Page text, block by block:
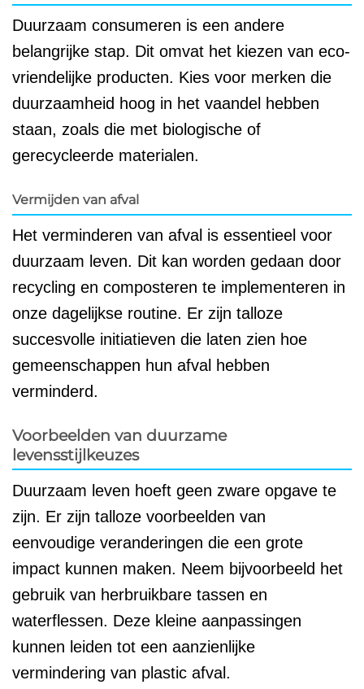
Duurzaam consumeren is een andere
belangrijke stap. Dit omvat het kiezen van eco-
vriendelijke producten. Kies voor merken die
duurzaamheid hoog in het vaandel hebben
staan, zoals die met biologische of
gerecycleerde materialen.
Vermijden van afval
Het verminderen van afval is essentieel voor
duurzaam leven. Dit kan worden gedaan door
recycling en composteren te implementeren in
onze dagelijkse routine. Er zijn talloze
succesvolle initiatieven die laten zien hoe
gemeenschappen hun afval hebben
verminderd.
Voorbeelden van duurzame
levensstijlkeuzes
Duurzaam leven hoeft geen zware opgave te
zijn. Er zijn talloze voorbeelden van
eenvoudige veranderingen die een grote
impact kunnen maken. Neem bijvoorbeeld het
gebruik van herbruikbare tassen en
waterflessen. Deze kleine aanpassingen
kunnen leiden tot een aanzienlijke
vermindering van plastic afval.